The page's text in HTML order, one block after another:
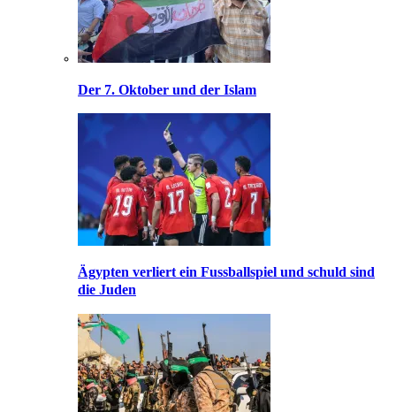
Der 7. Oktober und der Islam
Ägypten verliert ein Fussballspiel und schuld sind
die Juden